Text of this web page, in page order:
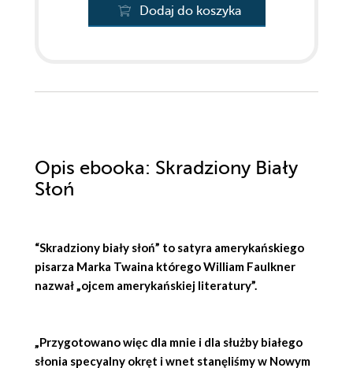
Dodaj do koszyka
Opis ebooka: Skradziony Biały
Słoń
“Skradziony biały słoń” to satyra amerykańskiego
pisarza Marka Twaina którego William Faulkner
nazwał „ojcem amerykańskiej literatury”.
„Przygotowano więc dla mnie i dla służby białego
słonia specyalny okręt i wnet stanęliśmy w Nowym